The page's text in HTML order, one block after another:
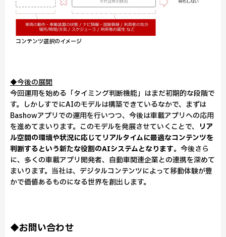
コンテンツ選択のイメージ
◆今後の展開
今回運用を始める「タイミング判断機能」はまだ初期的な段階で
す。しかしすでにAIのモデルは構築できているなかで、まずは
Bashowアプリでの運用を行いつつ、今後は車載アプリへの応用
を進めてまいります。このモデルを発展させていくことで、 リア
ル空間の環境や状況に応じてリアルタイムに最適なコンテンツを
判断するという新たな役割のAIシステムとなります。今後さら
に、多くの車載アプリ開発者、自動車関連企業との連携を深めて
まいります。当社は、デジタルコンテンツによって移動体験が豊
かで価値あるものになる世界を創出します。
◆お問い合わせ